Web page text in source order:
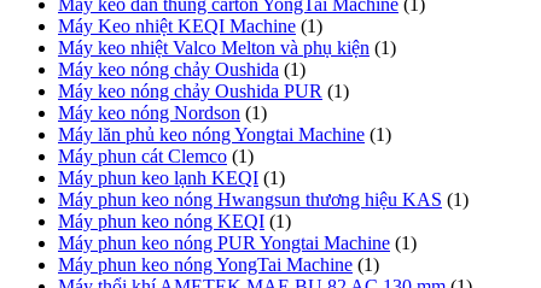
Máy Keo nhiệt KEQI Machine (1)
Máy keo nhiệt Valco Melton và phụ kiện (1)
Máy keo nóng chảy Oushida (1)
Máy keo nóng chảy Oushida PUR (1)
Máy keo nóng Nordson (1)
Máy lăn phủ keo nóng Yongtai Machine (1)
Máy phun cát Clemco (1)
Máy phun keo lạnh KEQI (1)
Máy phun keo nóng Hwangsun thương hiệu KAS (1)
Máy phun keo nóng KEQI (1)
Máy phun keo nóng PUR Yongtai Machine (1)
Máy phun keo nóng YongTai Machine (1)